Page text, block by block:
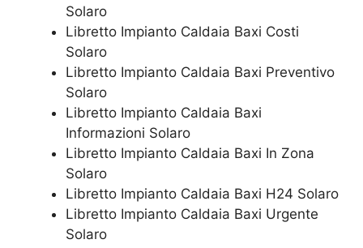
Solaro
Libretto Impianto Caldaia Baxi Costi
Solaro
Libretto Impianto Caldaia Baxi Preventivo
Solaro
Libretto Impianto Caldaia Baxi
Informazioni Solaro
Libretto Impianto Caldaia Baxi In Zona
Solaro
Libretto Impianto Caldaia Baxi H24 Solaro
Libretto Impianto Caldaia Baxi Urgente
Solaro